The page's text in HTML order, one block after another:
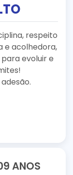
respeito
e acolhedora,
evoluir e
ANOS